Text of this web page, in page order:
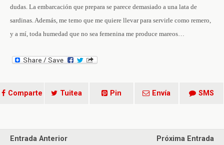
dudas. La embarcación que prepara se parece demasiado a una lata de
sardinas. Además, me temo que me quiere llevar para servirle como remero,
y a mí, toda humedad que no sea femenina me produce mareos…
Comparte Tuitea Pin Envía SMS
Entrada Anterior
Próxima Entrada